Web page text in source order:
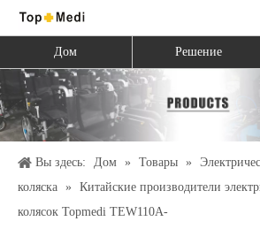
Дом Решение
Вы здесь: Дом » Товары »
коляска »
Китайские производители
колясок Topmedi TEW110A-